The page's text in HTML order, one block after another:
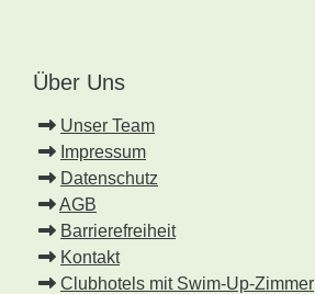
Über Uns
Unser Team
Impressum
Datenschutz
AGB
Barrierefreiheit
Kontakt
Clubhotels mit Swim-Up-Zimmer